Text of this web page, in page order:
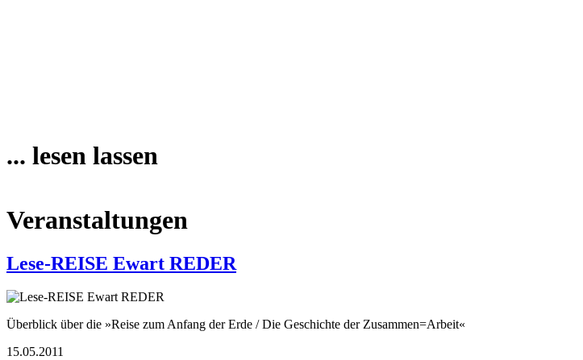
... lesen lassen
Veranstaltungen
Lese-REISE Ewart REDER
Überblick über die »Reise zum Anfang der Erde / Die Geschichte der Zusammen=Arbeit«
15.05.2011